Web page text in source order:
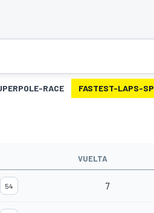
RACE FASTEST-LAPS-SP
VUELTA
54 7